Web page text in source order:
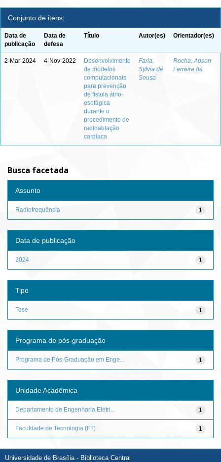
Conjunto de itens:
Data de
publicação
Data de
defesa
Título Autor(es) Orientador(es)
2-Mar-2024 4-Nov-2022
Desenvolvimento
de modelos
computacionais
para prevenção
de fístula átrio-
esofágica
durante o
procedimento de
radioablação
cardíaca
Faria,
Sylvia de
Sousa
Rocha, Adson
Ferreira da
Busca facetada
Assunto
1
Radiofrequência
Data de publicação
1
2024
Tipo
1
Tese
Programa de pós-graduação
1
Programa de Pós-Graduação em Enge...
Unidade Acadêmica
1
Departamento de Engenharia Elétri...
1
Faculdade de Tecnologia (FT)
Universidade de Brasília - Biblioteca Central